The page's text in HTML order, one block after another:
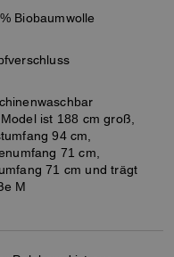
Biobaumwolle
ist 188 cm groß,
94 cm,
71 cm,
71 cm und trägt
M